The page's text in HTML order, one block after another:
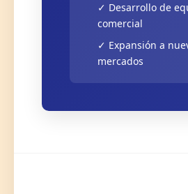
✓ Desarrollo de
comercial
✓ Expansión a
mercados